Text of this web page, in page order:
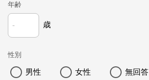
年齢
歳
性別
男性 女性 無回答